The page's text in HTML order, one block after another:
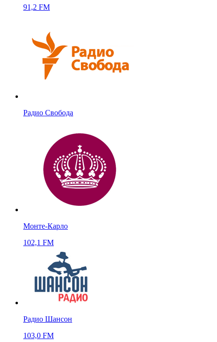
91,2 FM
Радио Свобода
Монте-Карло
102,1 FM
Радио Шансон
103,0 FM